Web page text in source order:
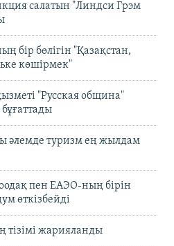
салатын "Линдси Грэм
бір бөлігін "Қазақстан,
көшірмек"
"Русская община"
әлемде туризм ең жылдам
пен ЕАЭО-ның бірін
өткізбейді
тізімі жарияланды